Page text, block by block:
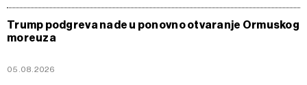
Trump podgreva nade u ponovno otvaranje Ormuskog
moreuza
05.08.2026